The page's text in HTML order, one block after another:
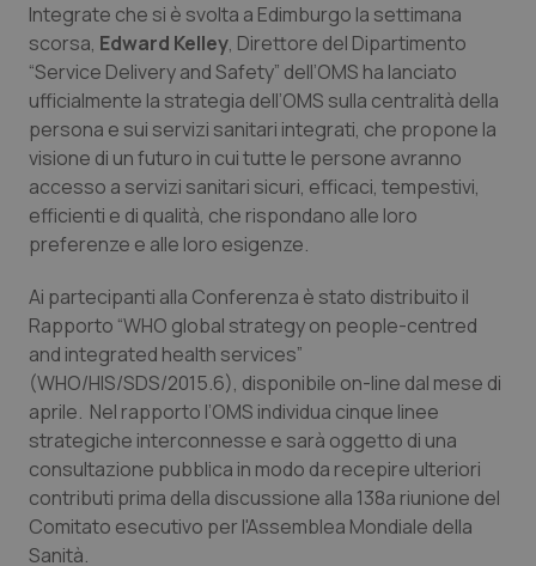
Calabria
Campania
Emilia-Romagna
Friuli Venezia Giulia
Lazio
Liguria
Lombardia
Marche
Molise
Asma & BPCO
Car-T
Colesterolo & coronaropatie
Dermatite Atopica
Diabete & glucometri
Disturbi dell’umore
Dolore
Donna & Salute
Epatiti
Integrate che si è svolta a Edimburgo la settimana
scorsa, Edward Kelley, Direttore del Dipartimento
“Service Delivery and Safety” dell’OMS ha lanciato
ufficialmente la strategia dell’OMS sulla centralità della
persona e sui servizi sanitari integrati, che propone la
visione di un futuro in cui tutte le persone avranno
accesso a servizi sanitari sicuri, efficaci, tempestivi,
efficienti e di qualità, che rispondano alle loro
preferenze e alle loro esigenze.
Ai partecipanti alla Conferenza è stato distribuito il
Rapporto “WHO global strategy on people-centred
and integrated health services”
(WHO/HIS/SDS/2015.6), disponibile on-line dal mese di
aprile. Nel rapporto l’OMS individua cinque linee
strategiche interconnesse e sarà oggetto di una
consultazione pubblica in modo da recepire ulteriori
contributi prima della discussione alla 138a riunione del
Comitato esecutivo per l'Assemblea Mondiale della
Sanità.